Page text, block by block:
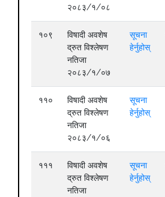
२०८३/१/०८
१०९
विषादी अवशेष
द्रुत विश्लेषण
नतिजा
२०८३/१/०७
सूचना
हेर्नुहोस्
११०
विषादी अवशेष
द्रुत विश्लेषण
नतिजा
२०८३/१/०६
सूचना
हेर्नुहोस्
१११
विषादी अवशेष
द्रुत विश्लेषण
नतिजा
सूचना
हेर्नुहोस्